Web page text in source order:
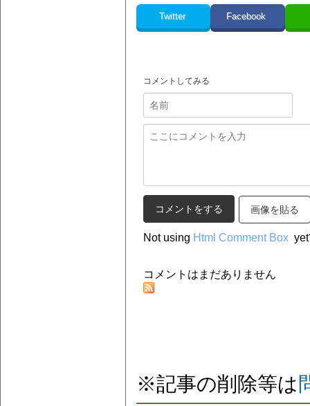
Twitter Facebook
コメントしてみる
画像を貼る
Not using Html Comment Box
コメントはまだありません
※記事の削除等は